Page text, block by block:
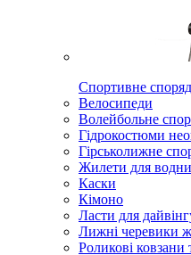
Спортивне
Велосипеди
Волейбольне
Гідрокостюми
Гірськолижне
Жилети для
Каски
Кімоно
Ласти для
Лижні черевики
Роликові ковзани